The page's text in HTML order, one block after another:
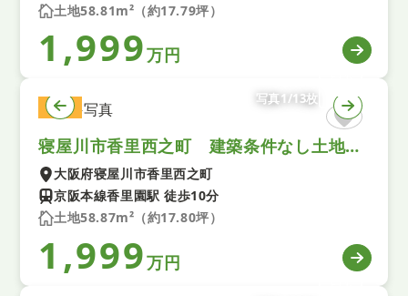
土地58.81m²（約17.79坪）
1,999万円
土地
写真1/13枚
寝屋川市香里西之町 建築条件なし土地 2号地
大阪府寝屋川市香里西之町
京阪本線香里園駅 徒歩10分
土地58.87m²（約17.80坪）
1,999万円